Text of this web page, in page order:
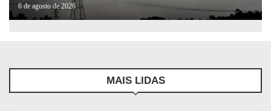
6 de agosto de 2026
MAIS LIDAS